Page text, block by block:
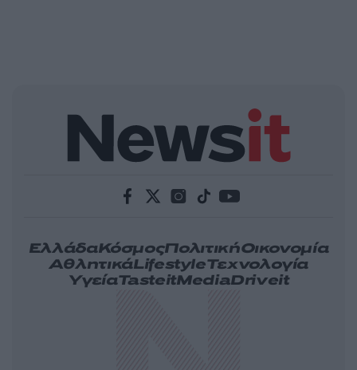
ΕλλάδαΚόσμοςΠολιτικήΟικονομία
ΑθλητικάLifestyleΤεχνολογία
ΥγείαTasteitMediaDriveit